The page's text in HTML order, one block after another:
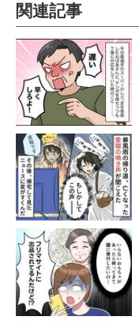
関連記事